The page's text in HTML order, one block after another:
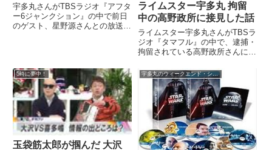
宇多丸さんがTBSラジオ『アフタ
ー6ジャンクション』の中で前日
のゲスト、星野源さんとの放送を
し、宇多丸さんと『POP VI...
ライムスター宇多丸 拘留
中の高野政所に接見した話
ライムスター宇多丸さんがTBSラ
ジオ『タマフル』の中で、逮捕・
拘留されている高野政所さんに接
丸）まあ皮肉な側面と言えばです
ね、あの、皮肉というかわかりま
せんけど。先週ね、言いましたけ
ど、高野政所くんが大麻を持っ...
5時に夢中！
玉袋筋太郎が掴んだ 大沢